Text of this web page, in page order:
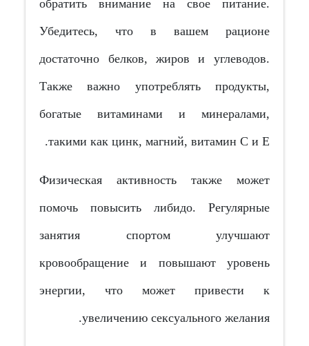
обратить внимание на свое питание.
Убедитесь, что в вашем рационе
достаточно белков, жиров и углеводов.
Также важно употреблять продукты,
богатые витаминами и минералами,
такими как цинк, магний, витамин С и Е.
Физическая активность также может
помочь повысить либидо. Регулярные
занятия спортом улучшают
кровообращение и повышают уровень
энергии, что может привести к
увеличению сексуального желания.